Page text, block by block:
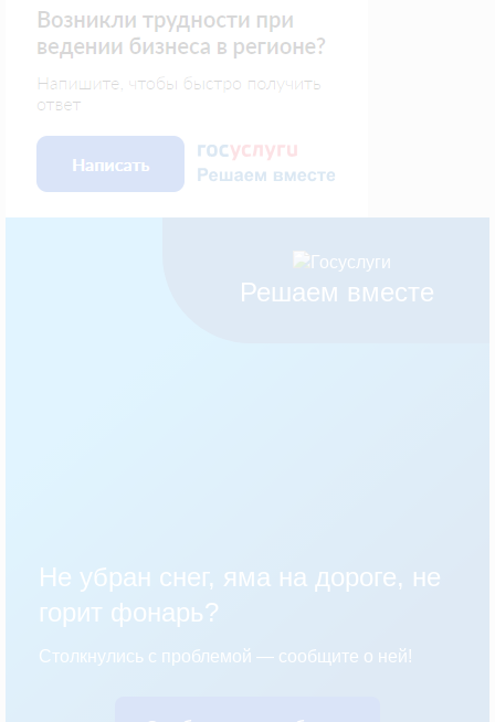
Решаем вместе
Не убран снег, яма на дороге, не
горит фонарь?
Столкнулись с проблемой — сообщите о ней!